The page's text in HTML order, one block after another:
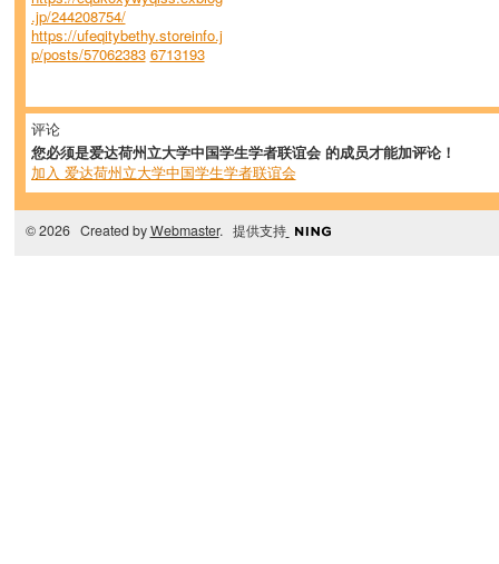
.jp/244208754/
https://ufeqitybethy.storeinfo.j
p/posts/57062383 6713193
评论
您必须是爱达荷州立大学中国学生学者联谊会 的成员才能加评论！
加入 爱达荷州立大学中国学生学者联谊会
© 2026 Created byWebmaster. 提供支持